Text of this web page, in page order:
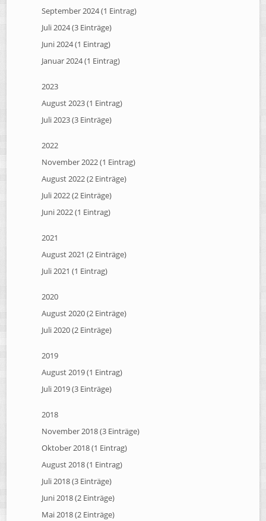
September 2024 (1 Eintrag)
Juli 2024 (3 Einträge)
Juni 2024 (1 Eintrag)
Januar 2024 (1 Eintrag)
2023
August 2023 (1 Eintrag)
Juli 2023 (3 Einträge)
2022
November 2022 (1 Eintrag)
August 2022 (2 Einträge)
Juli 2022 (2 Einträge)
Juni 2022 (1 Eintrag)
2021
August 2021 (2 Einträge)
Juli 2021 (1 Eintrag)
2020
August 2020 (2 Einträge)
Juli 2020 (2 Einträge)
2019
August 2019 (1 Eintrag)
Juli 2019 (3 Einträge)
2018
November 2018 (3 Einträge)
Oktober 2018 (1 Eintrag)
August 2018 (1 Eintrag)
Juli 2018 (3 Einträge)
Juni 2018 (2 Einträge)
Mai 2018 (2 Einträge)